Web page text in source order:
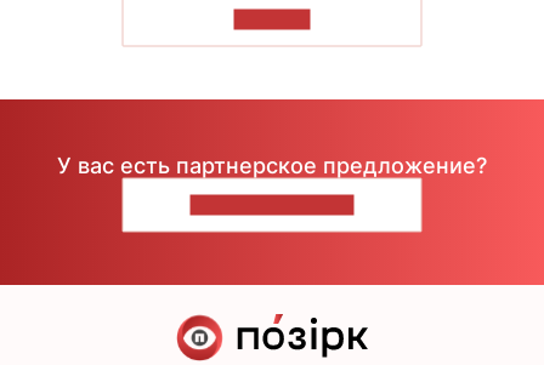
У вас есть партнерское предложение?